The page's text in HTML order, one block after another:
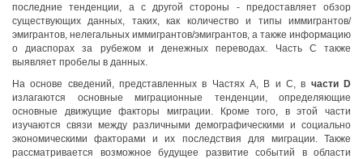
последние тенденции, а с другой стороны - предоставляет обзор
существующих данных, таких, как количество и типы иммигрантов/
эмигрантов, нелегальных иммигрантов/эмигрантов, а также информацию
о диаспорах за рубежом и денежных переводах. Часть С также
выявляет пробелы в данных.
На основе сведений, представленных в Частях А, В и С, в части D
излагаются основные миграционные тенденции, определяющие
основные движущие факторы миграции. Кроме того, в этой части
изучаются связи между различными демографическими и социально
экономическими факторами и их последствия для миграции. Также
рассматривается возможное будущее развитие событий в области